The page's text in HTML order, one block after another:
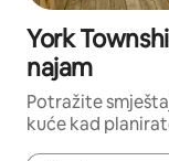
York
najam
Potražite
kuće kad